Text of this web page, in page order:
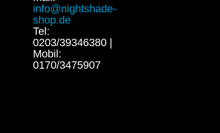
info@nightshade-
shop.de
Tel:
0203/39346380 |
Mobil:
0170/3475907